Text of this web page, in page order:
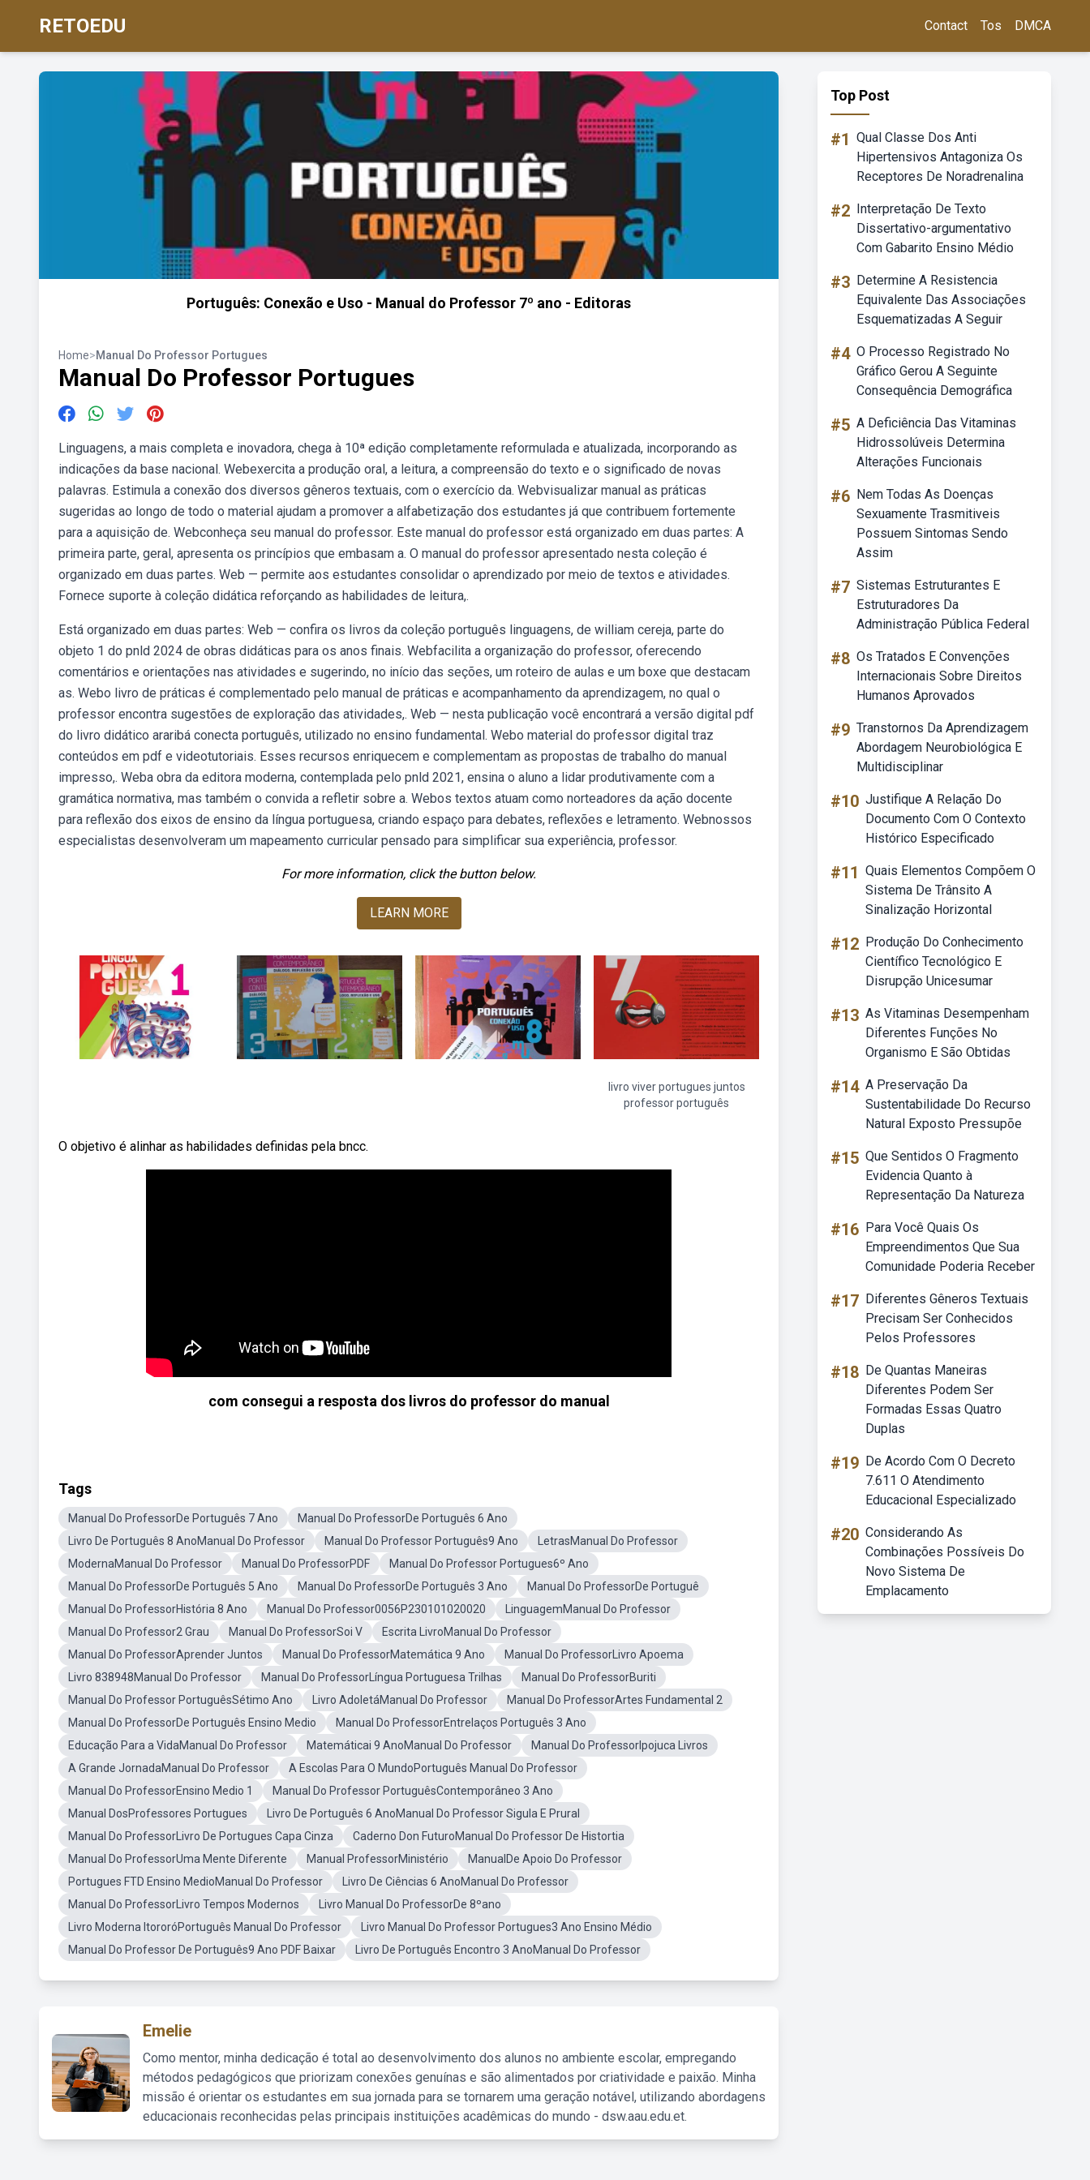
RETOEDU Contact Tos DMCA
Português: Conexão e Uso - Manual do Professor 7º ano - Editoras
Home>Manual Do Professor Portugues
Manual Do Professor Portugues
Linguagens, a mais completa e inovadora, chega à 10ª edição completamente reformulada e atualizada, incorporando as
indicações da base nacional. Webexercita a produção oral, a leitura, a compreensão do texto e o significado de novas
palavras. Estimula a conexão dos diversos gêneros textuais, com o exercício da. Webvisualizar manual as práticas
sugeridas ao longo de todo o material ajudam a promover a alfabetização dos estudantes já que contribuem fortemente
para a aquisição de. Webconheça seu manual do professor. Este manual do professor está organizado em duas partes: A
primeira parte, geral, apresenta os princípios que embasam a. O manual do professor apresentado nesta coleção é
organizado em duas partes. Web — permite aos estudantes consolidar o aprendizado por meio de textos e atividades.
Fornece suporte à coleção didática reforçando as habilidades de leitura,.
Está organizado em duas partes: Web — confira os livros da coleção português linguagens, de william cereja, parte do
objeto 1 do pnld 2024 de obras didáticas para os anos finais. Webfacilita a organização do professor, oferecendo
comentários e orientações nas atividades e sugerindo, no início das seções, um roteiro de aulas e um boxe que destacam
as. Webo livro de práticas é complementado pelo manual de práticas e acompanhamento da aprendizagem, no qual o
professor encontra sugestões de exploração das atividades,. Web — nesta publicação você encontrará a versão digital pdf
do livro didático araribá conecta português, utilizado no ensino fundamental. Webo material do professor digital traz
conteúdos em pdf e videotutoriais. Esses recursos enriquecem e complementam as propostas de trabalho do manual
impresso,. Weba obra da editora moderna, contemplada pelo pnld 2021, ensina o aluno a lidar produtivamente com a
gramática normativa, mas também o convida a refletir sobre a. Webos textos atuam como norteadores da ação docente
para reflexão dos eixos de ensino da língua portuguesa, criando espaço para debates, reflexões e letramento. Webnossos
especialistas desenvolveram um mapeamento curricular pensado para simplificar sua experiência, professor.
For more information, click the button below.
LEARN MORE
livro viver portugues juntos
professor português
O objetivo é alinhar as habilidades definidas pela bncc.
com consegui a resposta dos livros do professor do manual
Tags
Manual Do ProfessorDe Português 7 Ano
Manual Do ProfessorDe Português 6 Ano
Livro De Português 8 AnoManual Do Professor
Manual Do Professor Português9 Ano
LetrasManual Do Professor
ModernaManual Do Professor
Manual Do ProfessorPDF
Manual Do Professor Portugues6º Ano
Manual Do ProfessorDe Português 5 Ano
Manual Do ProfessorDe Português 3 Ano
Manual Do ProfessorDe Portuguê
Manual Do ProfessorHistória 8 Ano
Manual Do Professor0056P230101020020
LinguagemManual Do Professor
Manual Do Professor2 Grau
Manual Do ProfessorSoi V
Escrita LivroManual Do Professor
Manual Do ProfessorAprender Juntos
Manual Do ProfessorMatemática 9 Ano
Manual Do ProfessorLivro Apoema
Livro 838948Manual Do Professor
Manual Do ProfessorLíngua Portuguesa Trilhas
Manual Do ProfessorBuriti
Manual Do Professor PortuguêsSétimo Ano
Livro AdoletáManual Do Professor
Manual Do ProfessorArtes Fundamental 2
Manual Do ProfessorDe Português Ensino Medio
Manual Do ProfessorEntrelaços Português 3 Ano
Educação Para a VidaManual Do Professor
Matemáticai 9 AnoManual Do Professor
Manual Do ProfessorIpojuca Livros
A Grande JornadaManual Do Professor
A Escolas Para O MundoPortuguês Manual Do Professor
Manual Do ProfessorEnsino Medio 1
Manual Do Professor PortuguêsContemporâneo 3 Ano
Manual DosProfessores Portugues
Livro De Português 6 AnoManual Do Professor Sigula E Prural
Manual Do ProfessorLivro De Portugues Capa Cinza
Caderno Don FuturoManual Do Professor De Histortia
Manual Do ProfessorUma Mente Diferente
Manual ProfessorMinistério
ManualDe Apoio Do Professor
Portugues FTD Ensino MedioManual Do Professor
Livro De Ciências 6 AnoManual Do Professor
Manual Do ProfessorLivro Tempos Modernos
Livro Manual Do ProfessorDe 8ºano
Livro Moderna ItororóPortuguês Manual Do Professor
Livro Manual Do Professor Portugues3 Ano Ensino Médio
Manual Do Professor De Português9 Ano PDF Baixar
Livro De Português Encontro 3 AnoManual Do Professor
Emelie
Como mentor, minha dedicação é total ao desenvolvimento dos alunos no ambiente escolar, empregando
métodos pedagógicos que priorizam conexões genuínas e são alimentados por criatividade e paixão. Minha
missão é orientar os estudantes em sua jornada para se tornarem uma geração notável, utilizando abordagens
educacionais reconhecidas pelas principais instituições acadêmicas do mundo - dsw.aau.edu.et.
Top Post
#1 Qual Classe Dos Anti
Hipertensivos Antagoniza Os
Receptores De Noradrenalina
#2 Interpretação De Texto
Dissertativo-argumentativo
Com Gabarito Ensino Médio
#3 Determine A Resistencia
Equivalente Das Associações
Esquematizadas A Seguir
#4 O Processo Registrado No
Gráfico Gerou A Seguinte
Consequência Demográfica
#5 A Deficiência Das Vitaminas
Hidrossolúveis Determina
Alterações Funcionais
#6 Nem Todas As Doenças
Sexuamente Trasmitiveis
Possuem Sintomas Sendo
Assim
#7 Sistemas Estruturantes E
Estruturadores Da
Administração Pública Federal
#8 Os Tratados E Convenções
Internacionais Sobre Direitos
Humanos Aprovados
#9 Transtornos Da Aprendizagem
Abordagem Neurobiológica E
Multidisciplinar
#10 Justifique A Relação Do
Documento Com O Contexto
Histórico Especificado
#11 Quais Elementos Compõem O
Sistema De Trânsito A
Sinalização Horizontal
#12 Produção Do Conhecimento
Científico Tecnológico E
Disrupção Unicesumar
#13 As Vitaminas Desempenham
Diferentes Funções No
Organismo E São Obtidas
#14 A Preservação Da
Sustentabilidade Do Recurso
Natural Exposto Pressupõe
#15 Que Sentidos O Fragmento
Evidencia Quanto à
Representação Da Natureza
#16 Para Você Quais Os
Empreendimentos Que Sua
Comunidade Poderia Receber
#17 Diferentes Gêneros Textuais
Precisam Ser Conhecidos
Pelos Professores
#18 De Quantas Maneiras
Diferentes Podem Ser
Formadas Essas Quatro
Duplas
#19 De Acordo Com O Decreto
7.611 O Atendimento
Educacional Especializado
#20 Considerando As
Combinações Possíveis Do
Novo Sistema De
Emplacamento